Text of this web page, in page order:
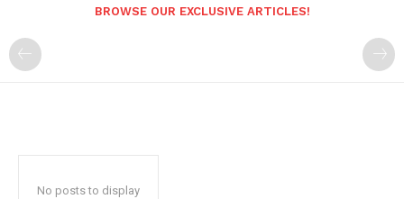
BROWSE OUR EXCLUSIVE ARTICLES!
No posts to display